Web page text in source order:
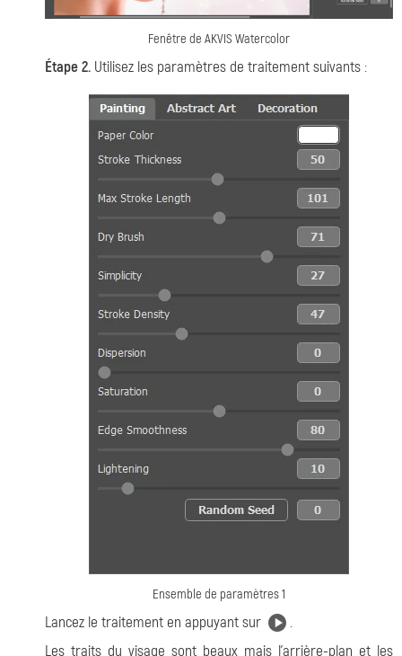
Fenêtre de AKVIS Watercolor
Étape 2. Utilisez les paramètres de traitement suivants :
Ensemble de paramètres 1
Lancez le traitement en appuyant sur
.
Les traits du visage sont beaux mais l'arrière-plan et les